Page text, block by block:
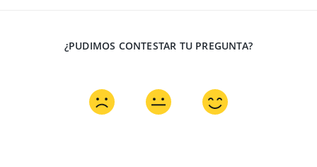
¿PUDIMOS CONTESTAR TU PREGUNTA?